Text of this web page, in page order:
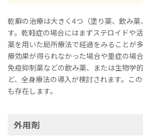
乾癬の治療は大きく4つ（塗り薬、飲み
す。乾軽症の場合にはまずステロイドや
薬を用いた局所療法で経過をみることが
療効果が得られなかった場合や重症の場
免疫抑制薬などの飲み薬、または生物学
ど、全身療法の導入が検討されます。こ
も存在します。
外用剤